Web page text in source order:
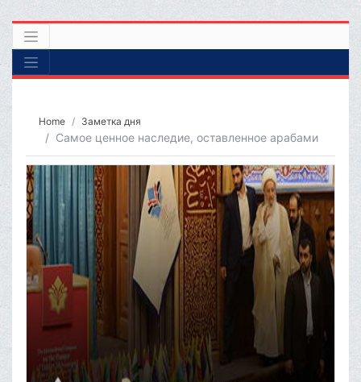
Home Заметка дня
Самое ценное наследие, оставленное арабами